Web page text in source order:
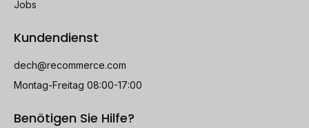
Jobs
Kundendienst
dech@recommerce.com
Montag-Freitag 08:00-17:00
Benötigen Sie Hilfe?